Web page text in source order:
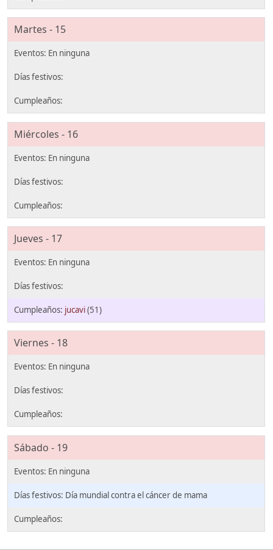
Martes - 15
Miércoles - 16
Jueves - 17
jucavi(51)
Viernes - 18
Sábado - 19
Día mundial contra el cáncer de mama